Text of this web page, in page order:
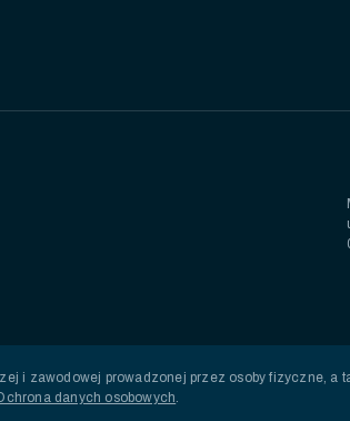
i zawodowej prowadzonej przez osoby fizyczne, a
danych osobowych.